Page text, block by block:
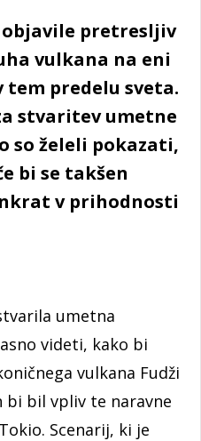
objavile pretresljiv
vulkana na eni
predelu sveta.
stvaritev umetne
so želeli pokazati,
bi se takšen
v prihodnosti
umetna
videti, kako bi
vulkana Fudži
bi bil vpliv te naravne
Scenarij, ki je